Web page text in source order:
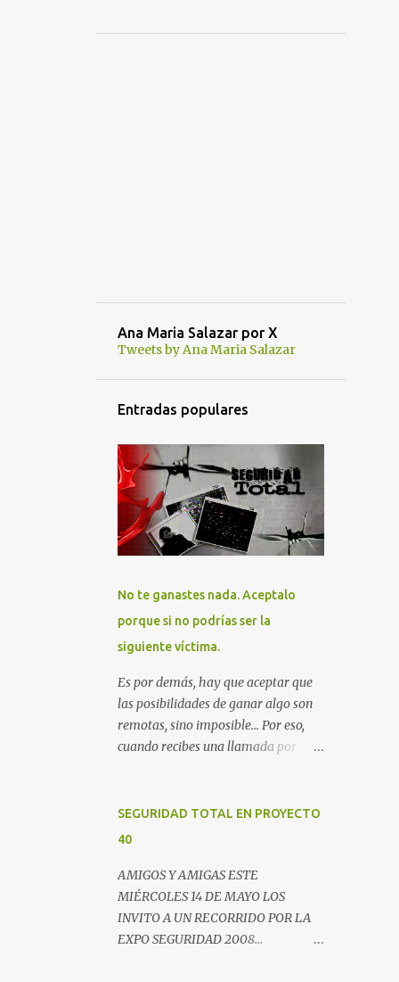
Ana Maria Salazar por X
Tweets by Ana Maria Salazar
Entradas populares
No te ganastes nada. Aceptalo
porque si no podrías ser la
siguiente víctima.
Es por demás, hay que aceptar que
las posibilidades de ganar algo son
remotas, sino imposible... Por eso,
cuando recibes una llamada por
colgar. Este es un email enviado por
un radio escucha donde nos
COMENTADO ESTO DEL
SECUESTRO LOS CIUDADANOS NOS
PREGUNTAMOS PORQUE NO
HACEN ALGO CON LAS PERSONAS
SEGURIDAD TOTAL EN PROYECTO
40
AMIGOS Y AMIGAS ESTE
MIÉRCOLES 14 DE MAYO LOS
INVITO A UN RECORRIDO POR LA
EXPO SEGURIDAD 2008...